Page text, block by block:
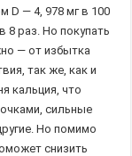
D — 4, 978 мг в 100
8 раз. Но покупать
— от избытка
так же, как и
кальция, что
сильные
Но помимо
снизить